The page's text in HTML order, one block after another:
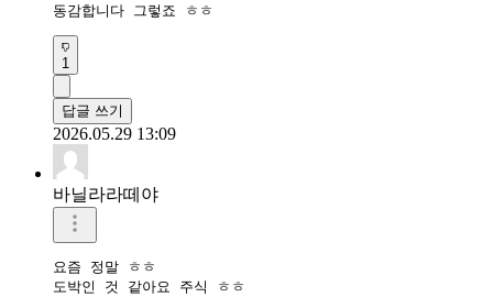
동감합니다 그렇죠 ㅎㅎ
1
답글 쓰기
2026.05.29 13:09
바닐라라떼야
요즘 정말 ㅎㅎ
도박인 것 같아요 주식 ㅎㅎ